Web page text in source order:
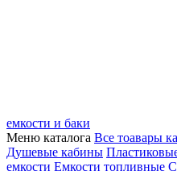
емкости и баки
Меню каталога Все тоавары
Душевые кабины
емкости Емкости топливные